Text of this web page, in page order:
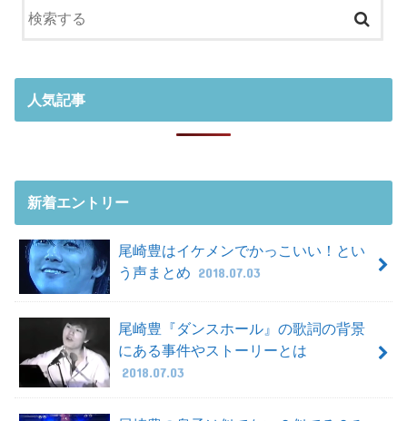
人気記事
新着エントリー
尾崎豊はイケメンでかっこいい！とい
う声まとめ 2018.07.03
尾崎豊『ダンスホール』の歌詞の背景
にある事件やストーリーとは
2018.07.03